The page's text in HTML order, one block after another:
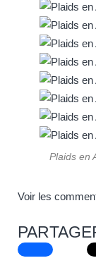
Plaids en
Voir les